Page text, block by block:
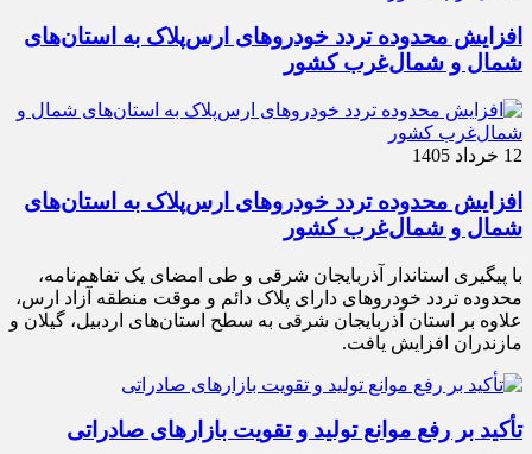
افزایش محدوده تردد خودروهای ارس‌پلاک به استان‌های
شمال و شمال‌غرب کشور
12 خرداد 1405
افزایش محدوده تردد خودروهای ارس‌پلاک به استان‌های
شمال و شمال‌غرب کشور
با پیگیری استاندار آذربایجان شرقی و طی امضای یک تفاهم‌نامه،
محدوده تردد خودروهای دارای پلاک دائم و موقت منطقه آزاد ارس،
علاوه بر استان آذربایجان شرقی به سطح استان‌های اردبیل، گیلان و
مازندران افزایش یافت.
تأکید بر رفع موانع تولید و تقویت بازارهای صادراتی